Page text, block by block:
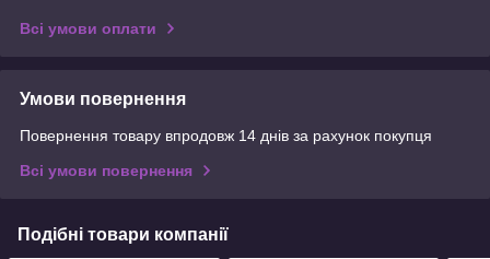
Всі умови оплати
Умови повернення
Повернення товару впродовж 14 днів за рахунок покупця
Всі умови повернення
Подібні товари компанії